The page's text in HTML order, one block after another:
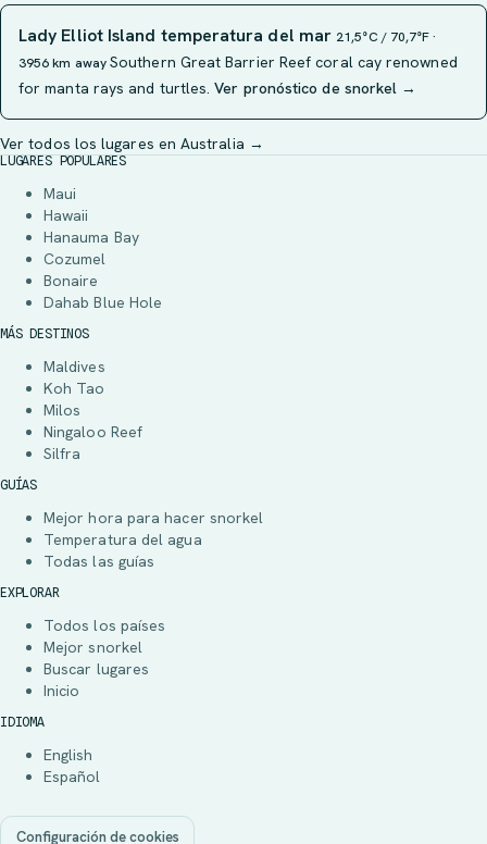
Lady Elliot Island temperatura del mar 21,5°C / 70,7°F ·
3956 km awaySouthern Great Barrier Reef coral cay renowned
for manta rays and turtles. Ver pronóstico de snorkel →
Ver todos los lugares en Australia →
LUGARES POPULARES
Maui
Hawaii
Hanauma Bay
Cozumel
Bonaire
Dahab Blue Hole
MÁS DESTINOS
Maldives
Koh Tao
Milos
Ningaloo Reef
Silfra
GUÍAS
Mejor hora para hacer snorkel
Temperatura del agua
Todas las guías
EXPLORAR
Todos los países
Mejor snorkel
Buscar lugares
Inicio
IDIOMA
English
Español
Configuración de cookies